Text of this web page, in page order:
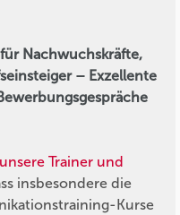
Nachwuchskräfte,
– Exzellente
unsere Trainer und
insbesondere die
Kurse